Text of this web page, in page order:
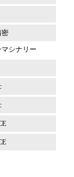
密
シナリー